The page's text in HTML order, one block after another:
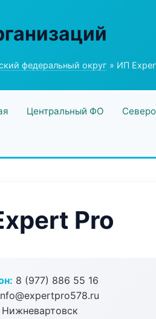
федеральный округ » ИП
Центральный ФО
Pro
8 (977) 886 55 16
Нижневартовск